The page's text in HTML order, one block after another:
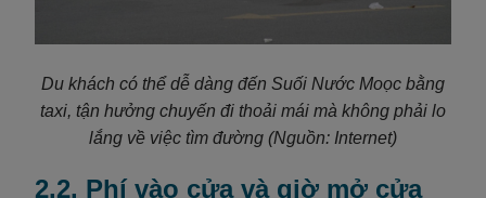
Du khách có thể dễ dàng đến Suối Nước Moọc bằng
taxi, tận hưởng chuyến đi thoải mái mà không phải lo
lắng về việc tìm đường (Nguồn: Internet)
2.2. Phí vào cửa và giờ mở cửa